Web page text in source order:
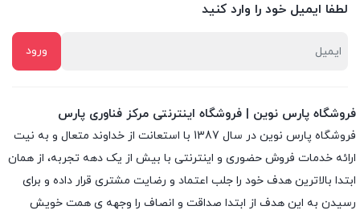
لطفا ایمیل خود را وارد کنید
فروشگاه پارس نوین | فروشگاه اینترنتی مرکز فناوری پارس
فروشگاه پارس نوین در سال 1387 با استعانت از خداوند متعال و به نیت
ارائه خدمات فروش حضوری و اینترنتی با بیش از یک دهه تجربه، از همان
ابتدا بالاترین هدف خود را جلب اعتماد و رضایت مشتری قرار داده و براى
رسیدن به این هدف از ابتدا صداقت و انصاف را وجهه ى همت خویش